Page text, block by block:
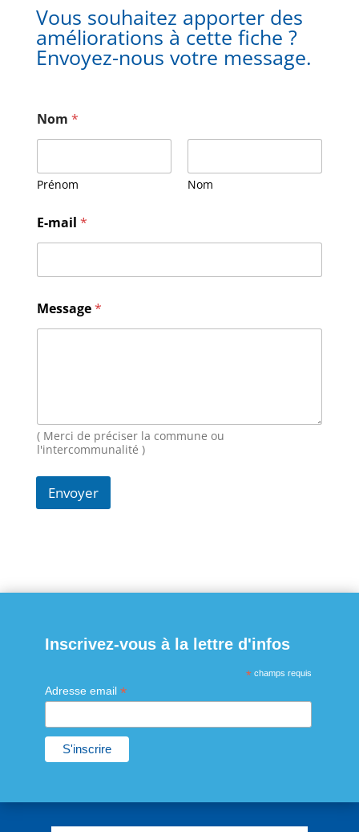
Vous souhaitez apporter des
améliorations à cette fiche ?
Envoyez-nous votre message.
Nom *
Prénom Nom
e
s
a
e
N
o
i
l
E-mail *
Message*
( Merci de préciser la commune ou
l'intercommunalité )
Envoyer
Inscrivez-vous à la lettre d'infos
* champs requis
Adresse email *